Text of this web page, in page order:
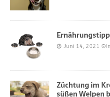
Juni 14, 2021
Züchtung im
süßen Welpen